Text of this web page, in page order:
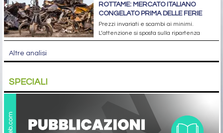
ROTTAME: MERCATO ITALIANO
CONGELATO PRIMA DELLE FERIE
Prezzi invariati e scambi ai minimi.
L’attenzione si sposta sulla ripartenza
Altre analisi
SPECIALI